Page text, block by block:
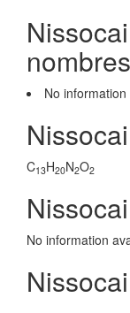
No
C13H20N2O2
No information